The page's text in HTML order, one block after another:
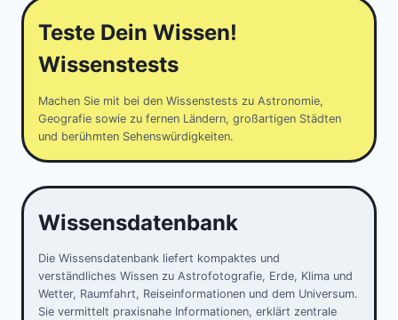
Teste Dein Wissen!
Wissenstests
Machen Sie mit bei den Wissenstests zu Astronomie,
Geografie sowie zu fernen Ländern, großartigen Städten
und berühmten Sehenswürdigkeiten.
Wissensdatenbank
Die Wissensdatenbank liefert kompaktes und
verständliches Wissen zu Astrofotografie, Erde, Klima und
Wetter, Raumfahrt, Reiseinformationen und dem Universum.
Sie vermittelt praxisnahe Informationen, erklärt zentrale